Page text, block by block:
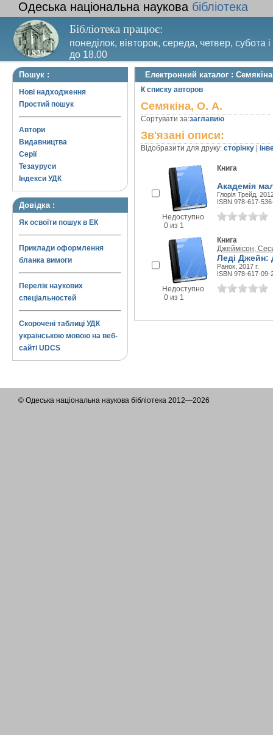
Одеська національна наукова бібліотека
Бібліотека працює:
понеділок, вівторок, середа, четвер, субота
до 18.00
Вихідний день – п’ятниця. Останній четвер
Пошук :
Нові надходження
Простий пошук
Автори
Видавництва
Серії
Тезауруси
Індекси УДК
Довідка :
Як освоїти пошук в ЕК
Приклади оформлення
бланка вимоги
Перелік наукових
спеціальностей
Скорочені таблиці УДК
українською мовою на веб-
сайті UDCS
Електронний каталог :
К списку авторов
Семякіна, О. А.
Сортувати за:заглавию
Зв'язані описи:
Відобразити для друку: сторінку
Недоступно
0 из 1
Книга
Академія
Глорія Трейд,
ISBN 978-617-
Недоступно
0 из 1
Книга
Джеймісон,
Леді Джейн:
Ранок, 2017 г.
ISBN 978-617-09-
© Одеська національна наукова бібліотека 2012—2026